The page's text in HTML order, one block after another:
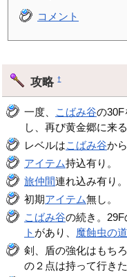
コメント
攻略†
一度、 こばみ谷の30F
し、再び黄金郷に来
レベルはこばみ谷か
アイテム持込有り。
旅仲間連れ込み有り。
初期アイテム無し。
こばみ谷の続き。
ト があり、 魔蝕虫の道
剣、盾の強化はもち
の２点は持って行きた